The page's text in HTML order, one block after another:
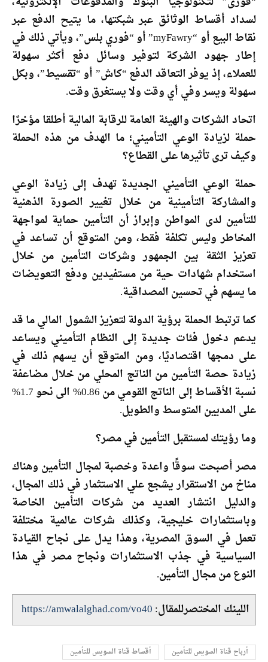
لسداد أقساط الوثائق عبر شبكتها، ما يتيح الدفع عبر
نقاط البيع أو “myFawry” أو “فوري بلس”، ويأتي ذلك في
إطار جهود الشركة لتوفير وسائل دفع أكثر سهولة
للعملاء، إذ يوفر التعاقد الدفع “كاش” أو “تقسيط”، وبكل
سهولة ويسر وفي أي وقت ولا يستغرق وقت.
اتحاد الشركات والهيئة العامة للرقابة المالية أطلقا مؤخرًا
حملة لزيادة الوعي التأميني؛ ما الهدف من هذه الحملة
وكيف ترى تأثيرها على القطاع؟
حملة الوعي التأميني الجديدة تهدف إلى زيادة الوعي
والمشاركة التأمينية من خلال تغيير الصورة الذهنية
للتأمين لدى المواطن وإبراز أن التأمين حماية لمواجهة
المخاطر وليس تكلفة فقط، ومن المتوقع أن تساعد في
تعزيز الثقة بين الجمهور وشركات التأمين من خلال
استخدام شهادات حية من مستفيدين ودفع التعويضات
ما يسهم في تحسين المصداقية.
كما ترتبط الحملة برؤية الدولة لتعزيز الشمول المالي ما قد
يدعم دخول فئات جديدة إلى النظام التأميني ويساعد
على دمجها اقتصاديًا، ومن المتوقع أن يسهم ذلك في
زيادة حصة التأمين من الناتج المحلي من خلال مضاعفة
نسبة الأقساط إلى الناتج القومي من 0.86% الى نحو 1.7%
على المديين المتوسط والطويل.
وما رؤيتك لمستقبل التأمين في مصر؟
مصر أصبحت سوقًا واعدة وخصبة لمجال التأمين وهناك
مناخ من الاستقرار يشجع علي الاستثمار في ذلك المجال،
والدليل انتشار العديد من شركات التأمين الخاصة
وباستثمارات خليجية، وكذلك شركات عالمية مختلفة
تعمل في السوق المصرية، وهذا يدل على نجاح القيادة
السياسية في جذب الاستثمارات ونجاح مصر في هذا
النوع من مجال التأمين.
اللينك المختصرللمقال:https://amwalalghad.com/vo40
أرباح قناة السويس للتأمين أقساط قناة السويس للتأمين